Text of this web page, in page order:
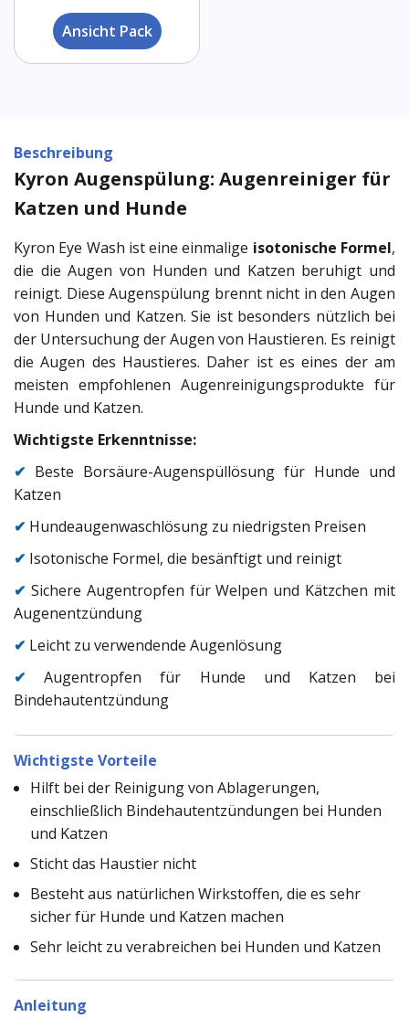
Ansicht Pack
Beschreibung
Kyron Augenspülung: Augenreiniger für
Katzen und Hunde
Kyron Eye Wash ist eine einmalige isotonische Formel,
die die Augen von Hunden und Katzen beruhigt und
reinigt. Diese Augenspülung brennt nicht in den Augen
von Hunden und Katzen. Sie ist besonders nützlich bei
der Untersuchung der Augen von Haustieren. Es reinigt
die Augen des Haustieres. Daher ist es eines der am
meisten empfohlenen Augenreinigungsprodukte für
Hunde und Katzen.
Wichtigste Erkenntnisse:
✔ Beste Borsäure-Augenspüllösung für Hunde und
Katzen
✔ Hundeaugenwaschlösung zu niedrigsten Preisen
✔ Isotonische Formel, die besänftigt und reinigt
✔ Sichere Augentropfen für Welpen und Kätzchen mit
Augenentzündung
✔ Leicht zu verwendende Augenlösung
✔ Augentropfen für Hunde und Katzen bei
Bindehautentzündung
Wichtigste Vorteile
Hilft bei der Reinigung von Ablagerungen,
einschließlich Bindehautentzündungen bei Hunden
und Katzen
Sticht das Haustier nicht
Besteht aus natürlichen Wirkstoffen, die es sehr
sicher für Hunde und Katzen machen
Sehr leicht zu verabreichen bei Hunden und Katzen
Anleitung